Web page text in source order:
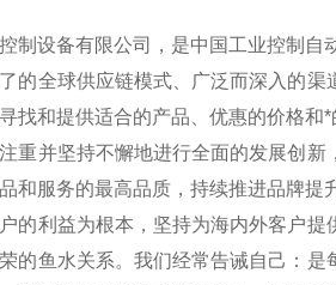
制设备有限公司，是中国工业控制自
的全球供应链模式、广泛而深入的
找和提供适合的产品、优惠的价格和*
重并坚持不懈地进行全面的发展创
和服务的最高品质，持续推进品牌提
的利益为根本，坚持为海内外客户
的鱼水关系。我们经常告诫自己：